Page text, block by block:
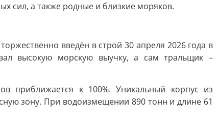
сил, а также родные и близкие моряков.
введён в строй 30 апреля 2026 года в
высокую морскую выучку, а сам тральщик –
приближается к 100%. Уникальный корпус из
зону. При водоизмещении 890 тонн и длине 61